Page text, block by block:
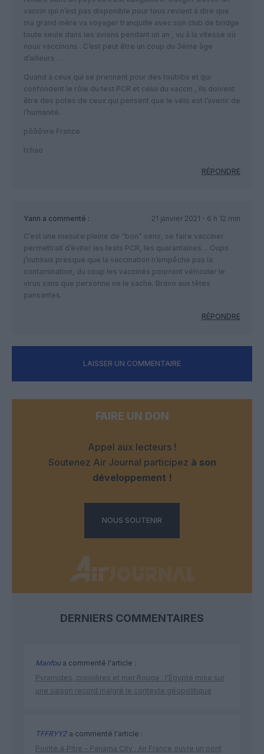
vaccin qui n’est pas disponible pour tous revient à dire que
ma grand mère va voyager tranquille avec son club de bridge
toute seule dans les avions pendant un an , vu à la vitesse où
nous vaccinons . C’est peut être un coup du 3éme âge
d’ailleurs …
Quand à ceux qui se prennent pour des toubibs et qui
confondent le rôle du test PCR et celui du vaccin , ils doivent
être des potes de ceux qui pensent que le vélo est l’avenir de
l’humanité.
pôôôvre France
tchao
RÉPONDRE
Yann a commenté :
21 janvier 2021 - 6 h 12 min
C’est une mesure pleine de “bon” sens, se faire vacciner
permettrait d’éviter les tests PCR, les quarantaines… Oups
j’oubliais presque que la vaccination n’empêche pas la
contamination, du coup les vaccinés pourront véhiculer le
virus sans que personne ne le sache. Bravo aux têtes
pansantes.
RÉPONDRE
LAISSER UN COMMENTAIRE
FAIRE UN DON
Appel aux lecteurs !
Soutenez Air Journal participez à son
développement !
NOUS SOUTENIR
DERNIERS COMMENTAIRES
Manfoua commenté l'article :
Pyramides, croisières et mer Rouge : l’Égypte mise sur
une saison record malgré le contexte géopolitique
TFFRYYZa commenté l'article :
Pointe‑à‑Pitre – Panama City : Air France ouvre un pont